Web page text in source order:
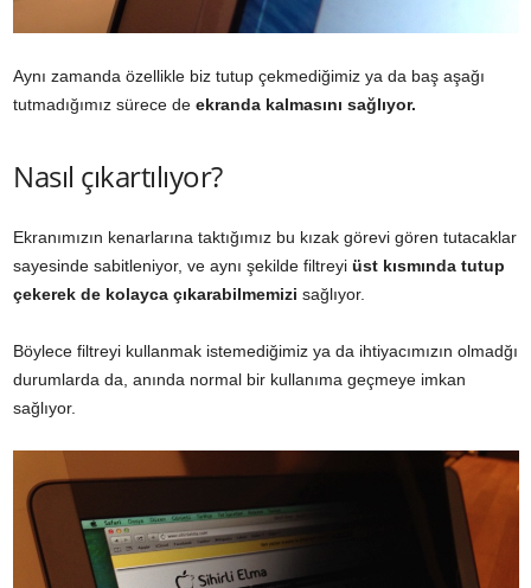
Aynı zamanda özellikle biz tutup çekmediğimiz ya da baş aşağı
tutmadığımız sürece de ekranda kalmasını sağlıyor.
Nasıl çıkartılıyor?
Ekranımızın kenarlarına taktığımız bu kızak görevi gören tutacaklar
sayesinde sabitleniyor, ve aynı şekilde filtreyi üst kısmında tutup
çekerek de kolayca çıkarabilmemizi sağlıyor.
Böylece filtreyi kullanmak istemediğimiz ya da ihtiyacımızın olmadğı
durumlarda da, anında normal bir kullanıma geçmeye imkan
sağlıyor.